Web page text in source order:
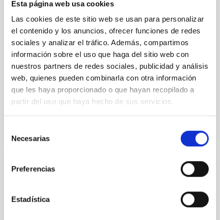
Esta página web usa cookies
Las cookies de este sitio web se usan para personalizar
el contenido y los anuncios, ofrecer funciones de redes
sociales y analizar el tráfico. Además, compartimos
información sobre el uso que haga del sitio web con
nuestros partners de redes sociales, publicidad y análisis
web, quienes pueden combinarla con otra información
que les haya proporcionado o que hayan recopilado a
partir del uso que haya hecho de sus servicios.
Necesarias
Preferencias
Estadística
Two-meter Twin Telescope (TTT). Phase-Dispersion
Minimization over the combined two-night dataset
yields P rot = 5.762 ± 0.051 hr and a peak-to-peak
Alarcon, Miguel R. et al.
Fecha de publicación: 5 2026
BIBCODE 2026RNAAS..10..143A
SIN ÁRBITRO
Habitable Worlds